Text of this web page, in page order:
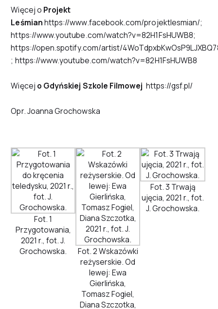
Więcej o Projekt
Leśmianhttps://www.facebook.com/projektlesmian/;
https://www.youtube.com/watch?v=82H1FsHUWB8;
https://open.spotify.com/artist/
; https://www.youtube.com/watch?v=82H1FsHUWB8
Więcej o Gdyńskiej Szkole Filmowej https://gsf.pl/
Opr. Joanna Grochowska
Fot. 1
Przygotowania,
2021 r., fot. J.
Grochowska.
Fot. 2 Wskazówki
reżyserskie. Od
lewej: Ewa
Gierlińska,
Tomasz Fogiel,
Diana Szczotka,
Fot. 3 Trwają
ujęcia, 2021 r., fot.
J. Grochowska.